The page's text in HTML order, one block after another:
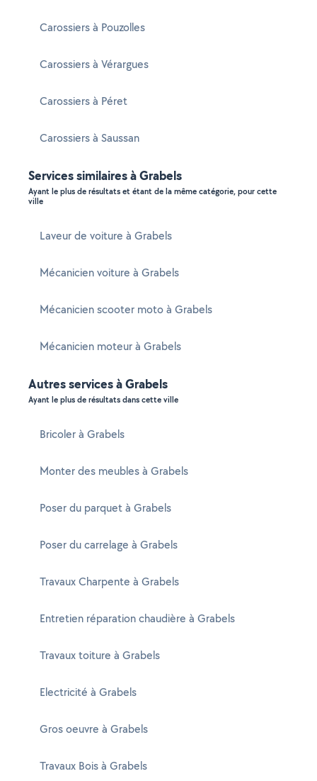
Carossiers à Pouzolles
Carossiers à Vérargues
Carossiers à Péret
Carossiers à Saussan
Services similaires à Grabels
Ayant le plus de résultats et étant de la même catégorie, pour cette
ville
Laveur de voiture à Grabels
Mécanicien voiture à Grabels
Mécanicien scooter moto à Grabels
Mécanicien moteur à Grabels
Autres services à Grabels
Ayant le plus de résultats dans cette ville
Bricoler à Grabels
Monter des meubles à Grabels
Poser du parquet à Grabels
Poser du carrelage à Grabels
Travaux Charpente à Grabels
Entretien réparation chaudière à Grabels
Travaux toiture à Grabels
Electricité à Grabels
Gros oeuvre à Grabels
Travaux Bois à Grabels